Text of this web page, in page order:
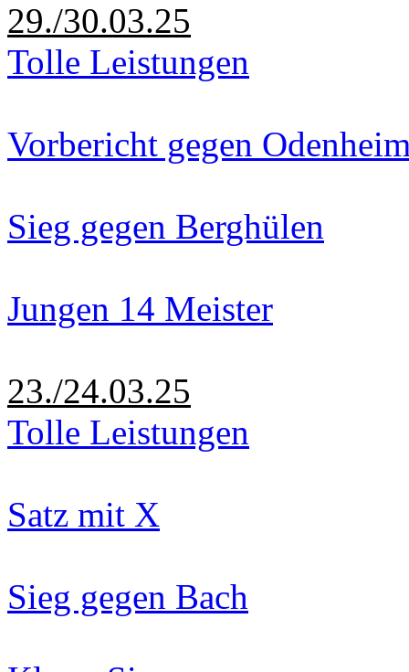
29./30.03.25
Tolle Leistungen
Vorbericht gegen
Sieg gegen Berghülen
Jungen 14 Meister
23./24.03.25
Tolle Leistungen
Satz mit X
Sieg gegen Bach